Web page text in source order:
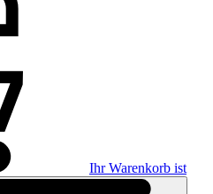
Ihr Warenkorb ist